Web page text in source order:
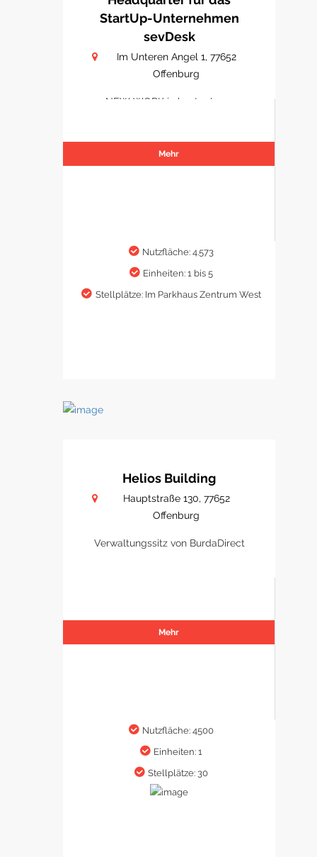
StartUp-Unternehmen
sevDesk
Im Unteren Angel 1, 77652
Offenburg
NEW WORK in bester Lage
Mehr
Nutzfläche: 4.573
Einheiten: 1 bis 5
Stellplätze: Im Parkhaus Zentrum West
Helios Building
Hauptstraße 130, 77652
Offenburg
Verwaltungssitz von BurdaDirect
Mehr
Nutzfläche: 4500
Einheiten: 1
Stellplätze: 30